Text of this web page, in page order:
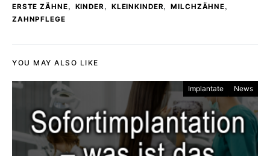
ERSTE ZÄHNE, KINDER, KLEINKINDER, MILCHZÄHNE,
ZAHNPFLEGE
YOU MAY ALSO LIKE
Implantate News